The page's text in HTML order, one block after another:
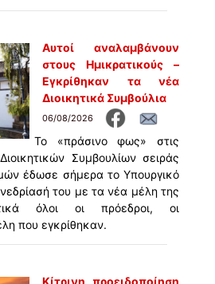
Αυτοί αναλαμβάνουν
στους Ημικρατικούς –
Εγκρίθηκαν τα νέα
Διοικητικά Συμβούλια
06/08/2026
Το «πράσινο φως» στις
Συμβουλίων σειράς
έδωσε σήμερα το Υπουργικό
του με τα νέα μέλη της
όλοι οι πρόεδροι, οι
που εγκρίθηκαν.
Κίτρινη προειδοποίηση